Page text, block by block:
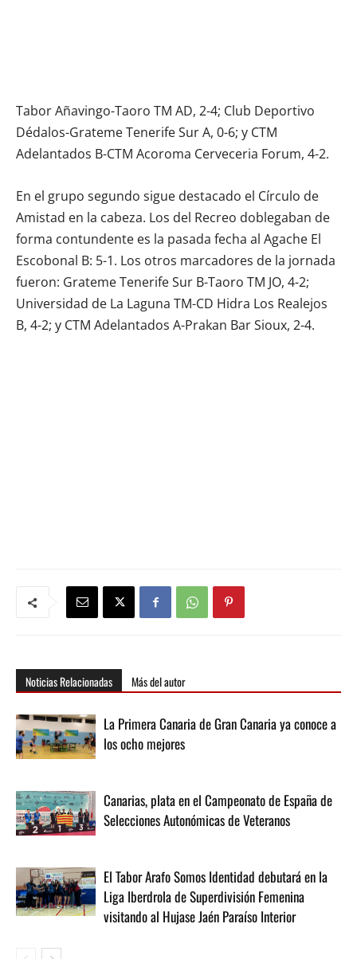
Tabor Añavingo-Taoro TM AD, 2-4; Club Deportivo
Dédalos-Grateme Tenerife Sur A, 0-6; y CTM
Adelantados B-CTM Acoroma Cerveceria Forum, 4-2.
En el grupo segundo sigue destacado el Círculo de
Amistad en la cabeza. Los del Recreo doblegaban de
forma contundente es la pasada fecha al Agache El
Escobonal B: 5-1. Los otros marcadores de la jornada
fueron: Grateme Tenerife Sur B-Taoro TM JO, 4-2;
Universidad de La Laguna TM-CD Hidra Los Realejos
B, 4-2; y CTM Adelantados A-Prakan Bar Sioux, 2-4.
Noticias Relacionadas Más del autor
La Primera Canaria de Gran Canaria ya conoce a
los ocho mejores
Canarias, plata en el Campeonato de España de
Selecciones Autonómicas de Veteranos
El Tabor Arafo Somos Identidad debutará en la
Liga Iberdrola de Superdivisión Femenina
visitando al Hujase Jaén Paraíso Interior